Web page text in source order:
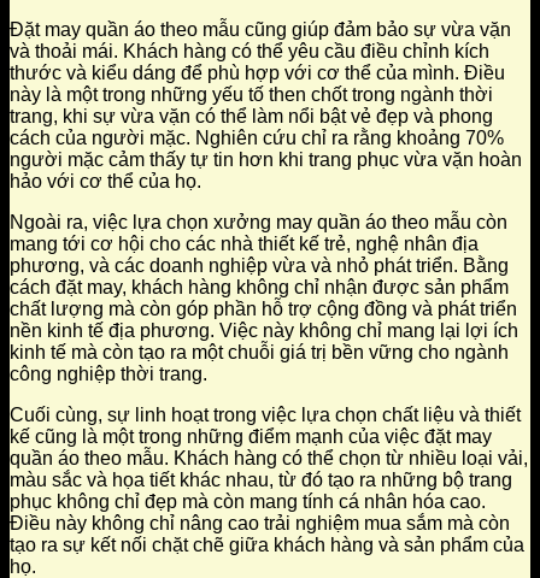
Đặt may quần áo theo mẫu cũng giúp đảm bảo sự vừa vặn
và thoải mái. Khách hàng có thể yêu cầu điều chỉnh kích
thước và kiểu dáng để phù hợp với cơ thể của mình. Điều
này là một trong những yếu tố then chốt trong ngành thời
trang, khi sự vừa vặn có thể làm nổi bật vẻ đẹp và phong
cách của người mặc. Nghiên cứu chỉ ra rằng khoảng 70%
người mặc cảm thấy tự tin hơn khi trang phục vừa vặn hoàn
hảo với cơ thể của họ.
Ngoài ra, việc lựa chọn xưởng may quần áo theo mẫu còn
mang tới cơ hội cho các nhà thiết kế trẻ, nghệ nhân địa
phương, và các doanh nghiệp vừa và nhỏ phát triển. Bằng
cách đặt may, khách hàng không chỉ nhận được sản phẩm
chất lượng mà còn góp phần hỗ trợ cộng đồng và phát triển
nền kinh tế địa phương. Việc này không chỉ mang lại lợi ích
kinh tế mà còn tạo ra một chuỗi giá trị bền vững cho ngành
công nghiệp thời trang.
Cuối cùng, sự linh hoạt trong việc lựa chọn chất liệu và thiết
kế cũng là một trong những điểm mạnh của việc đặt may
quần áo theo mẫu. Khách hàng có thể chọn từ nhiều loại vải,
màu sắc và họa tiết khác nhau, từ đó tạo ra những bộ trang
phục không chỉ đẹp mà còn mang tính cá nhân hóa cao.
Điều này không chỉ nâng cao trải nghiệm mua sắm mà còn
tạo ra sự kết nối chặt chẽ giữa khách hàng và sản phẩm của
họ.